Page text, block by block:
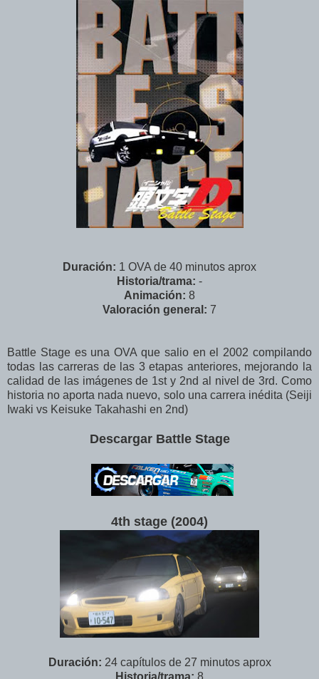
Duración: 1 OVA de 40 minutos aprox
Historia/trama: -
Animación: 8
Valoración general: 7
Battle Stage es una OVA que salio en el 2002 compilando
todas las carreras de las 3 etapas anteriores, mejorando la
calidad de las imágenes de 1st y 2nd al nivel de 3rd. Como
historia no aporta nada nuevo, solo una carrera inédita (Seiji
Iwaki vs Keisuke Takahashi en 2nd)
Descargar Battle Stage
4th stage (2004)
Duración: 24 capítulos de 27 minutos aprox